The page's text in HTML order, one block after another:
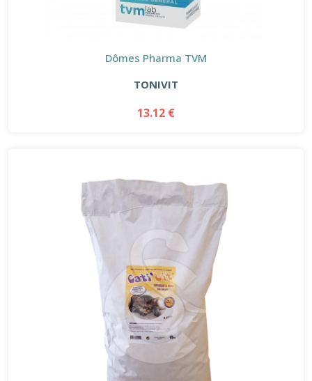
Dômes Pharma TVM
TONIVIT
13.12 €